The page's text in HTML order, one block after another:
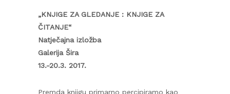
„KNJIGE ZA GLEDANJE : KNJIGE ZA
ČITANJE“
Natječajna izložba
Galerija Šira
13.-20.3. 2017.
Premda knjigu primarno percipiramo kao